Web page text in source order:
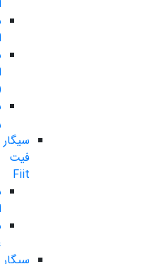
سیگار
فیت
Fiit
سیگار